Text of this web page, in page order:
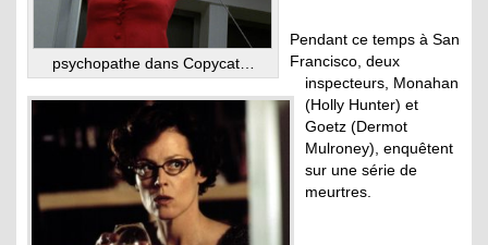
psychopathe dans Copycat…
Pendant ce temps à San
Francisco, deux
inspecteurs, Monahan
(Holly Hunter) et
Goetz (Dermot
Mulroney), enquêtent
sur une série de
meurtres.